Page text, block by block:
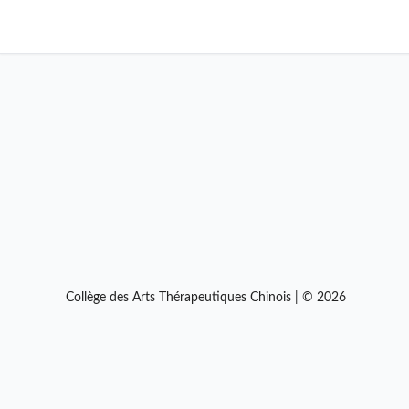
Collège des Arts Thérapeutiques Chinois | © 2026